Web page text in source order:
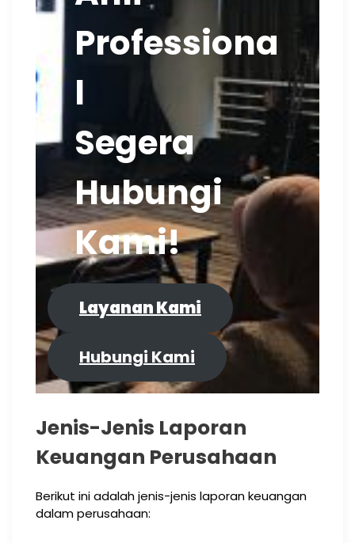
Professiona
l
Segera
Hubungi
Kami!
Layanan Kami
Hubungi Kami
Jenis-Jenis Laporan
Keuangan Perusahaan
Berikut ini adalah jenis-jenis laporan keuangan
dalam perusahaan: